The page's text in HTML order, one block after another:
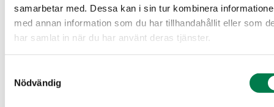
samarbetar med. Dessa kan i sin tur kombinera
med annan information som du har tillhandahållit eller som
har samlat in när du har använt deras tjänster.
Nödvändig
Köpvittnet tar ut ett arvode som år 2025 är 138 euro.
Om köpet genomförs i Lantmäteriverkets elektroniska
stark autentisering. Köpebrevet utarbetas och
undertecknas elektroniskt i tjänsten. Tjänsten kostar